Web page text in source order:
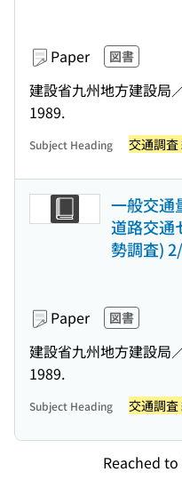
Paper 図書
建設省九州地方建設局
1989.
Subject Heading 交通調査
一般交
道路交通
勢調査)
Paper 図書
建設省九州地方建設局
1989.
Subject Heading 交通調査
Reached